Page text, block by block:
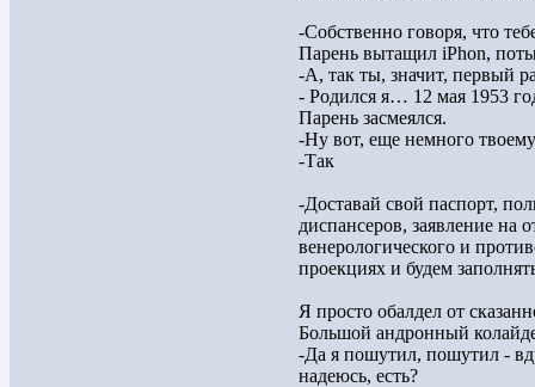
-Собственно говоря, что
Парень вытащил iPhon,
-А, так ты, значит, первый
- Родился я… 12 мая 1953
Парень засмеялся.
-Ну вот, еще немного
-Так
-Доставай свой паспорт,
диспансеров, заявление
венерологического и
проекциях и будем
Я просто обалдел от
Большой андронный
-Да я пошутил, пошутил -
надеюсь, есть?